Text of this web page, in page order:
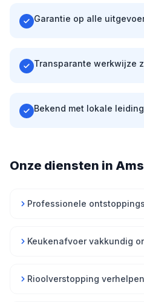
Garantie op alle
Transparante werkwijze
Bekend met lokale
Onze diensten in
Professionele
Keukenafvoer vakkundig
Rioolverstopping verhelpen